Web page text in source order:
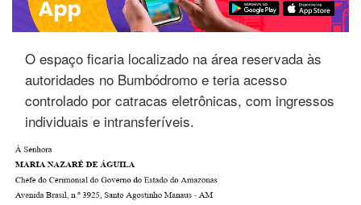
O espaço ficaria localizado na área reservada às
autoridades no Bumbódromo e teria acesso
controlado por catracas eletrônicas, com ingressos
individuais e intransferíveis.